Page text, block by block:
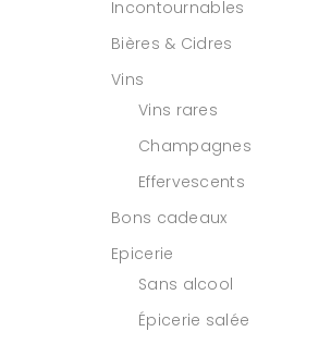
Incontournables
Bières & Cidres
Vins
Vins rares
Champagnes
Effervescents
Bons cadeaux
Epicerie
Sans alcool
Épicerie salée